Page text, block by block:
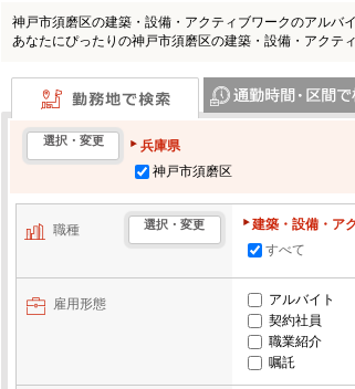
神戸市須磨区の建築・設備・アクティブワークのアルバ
あなたにぴったりの神戸市須磨区の建築・設備・アクテ
勤務地で検索
選択・変更
兵庫県
神戸市須磨区
職種 選択・変更
建築・設備・ア
すべて
雇用形態 アルバイト
契約社員
職業紹介
嘱託